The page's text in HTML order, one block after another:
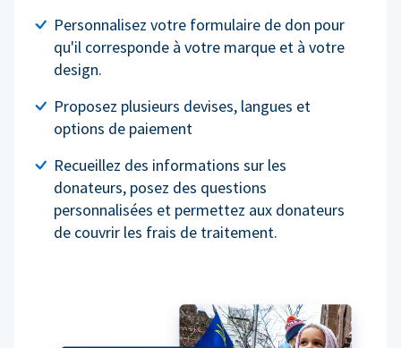
Personnalisez votre formulaire de don pour
qu'il corresponde à votre marque et à votre
design.
Proposez plusieurs devises, langues et
options de paiement
Recueillez des informations sur les
donateurs, posez des questions
personnalisées et permettez aux donateurs
de couvrir les frais de traitement.